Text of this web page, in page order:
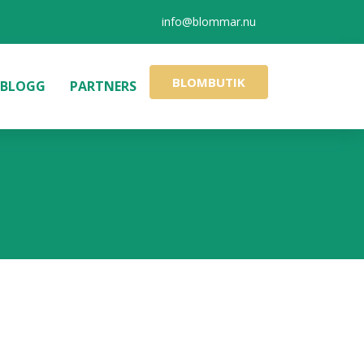
info@blommar.nu
BLOGG PARTNERS BLOMBUTIK